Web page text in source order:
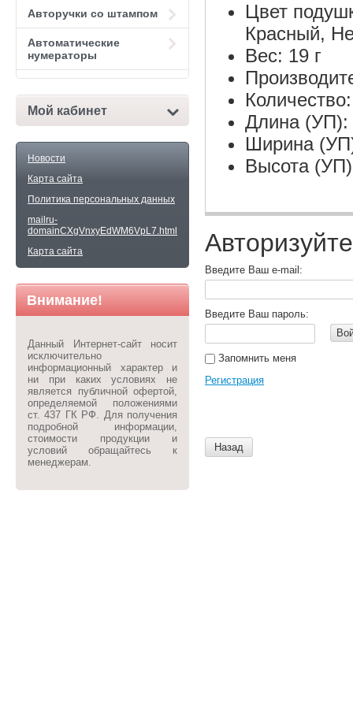
Авторучки со штампом
Автоматические
нумераторы
Мой кабинет
Новости
Карта сайта
Политика персональных данных
mailru-
domainCXgVnxyEdWM6VpL7.html
Карта сайта
Внимание!
Данный Интернет-сайт носит
исключительно
информационный характер и
ни при каких условиях не
является публичной офертой,
определяемой положениями
ст. 437 ГК РФ. Для получения
подробной информации,
стоимости продукции и
условий обращайтесь к
менеджерам.
Цвет
Красный,
Вес: 19 г
Длина
Ширина
Высота
Введите Ваш e-mail:
Введите Ваш пароль:
Запомнить меня
Регистрация
Назад